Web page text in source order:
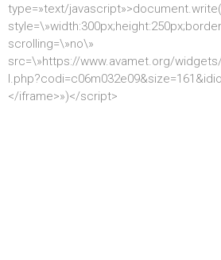
type=»text/
scrolling=\»no\»
src=\»https://www.avamet.org/
</iframe>»)</script>